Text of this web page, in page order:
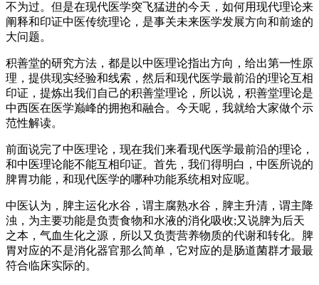
不为过。但是在现代医学突飞猛进的今天，如何用现代理论来
阐释和印证中医传统理论，是事关未来医学发展方向和前途的
大问题。
积善堂的研究方法，都是以中医理论指出方向，给出第一性原
理，提供现实经验和线索，然后和现代医学最前沿的理论互相
印证，提炼出我们自己的积善堂理论，所以说，积善堂理论是
中西医在医学巅峰的拥抱和融合。今天呢，我就给大家做个示
范性解读。
前面说完了中医理论，现在我们来看现代医学最前沿的理论，
和中医理论能不能互相印证。首先，我们得明白，中医所说的
脾胃功能，和现代医学的哪种功能系统相对应呢。
中医认为，脾主运化水谷，谓主腐熟水谷，脾主升清，谓主降
浊，为主要功能是负责食物和水液的消化吸收;又说脾为后天
之本，气血生化之源，所以又负责营养物质的代谢和转化。脾
胃对应的不是消化器官那么简单，它对应的是肠道菌群才最最
符合临床实际的。